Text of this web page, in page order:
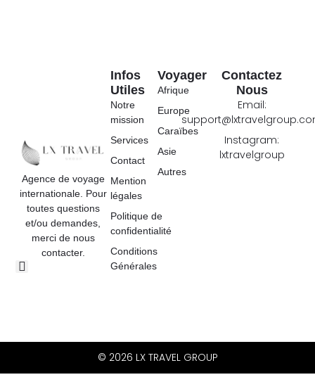
Agence de voyage
internationale. Pour
toutes questions
et/ou demandes,
merci de nous
contacter.
Voyager
Afrique
Europe
Caraïbes
Asie
Autres
Infos
Utiles
Notre
mission
Services
Contact
Mention
légales
Politique de
confidentialité
Conditions
Générales
Contactez
Nous
Email:
Instagram:
lxtravelgroup
© 2026 LX TRAVEL GROUP